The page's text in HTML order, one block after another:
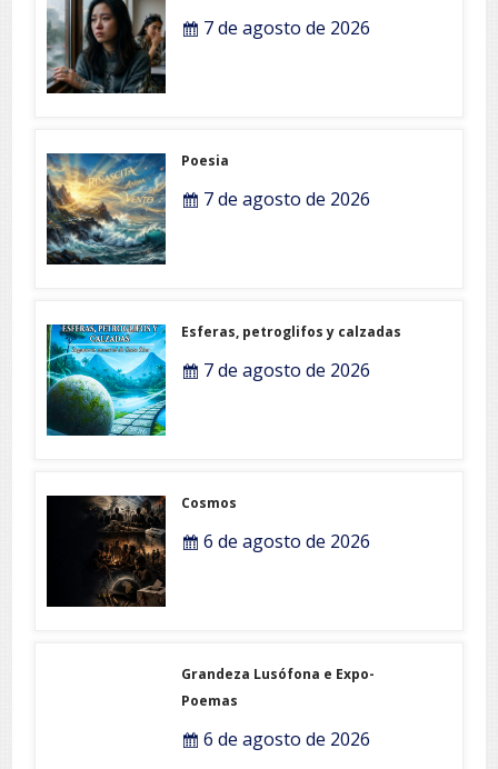
7 de agosto de 2026
Poesia
7 de agosto de 2026
Esferas, petroglifos y calzadas
7 de agosto de 2026
Cosmos
6 de agosto de 2026
Grandeza Lusófona e Expo-
Poemas
6 de agosto de 2026